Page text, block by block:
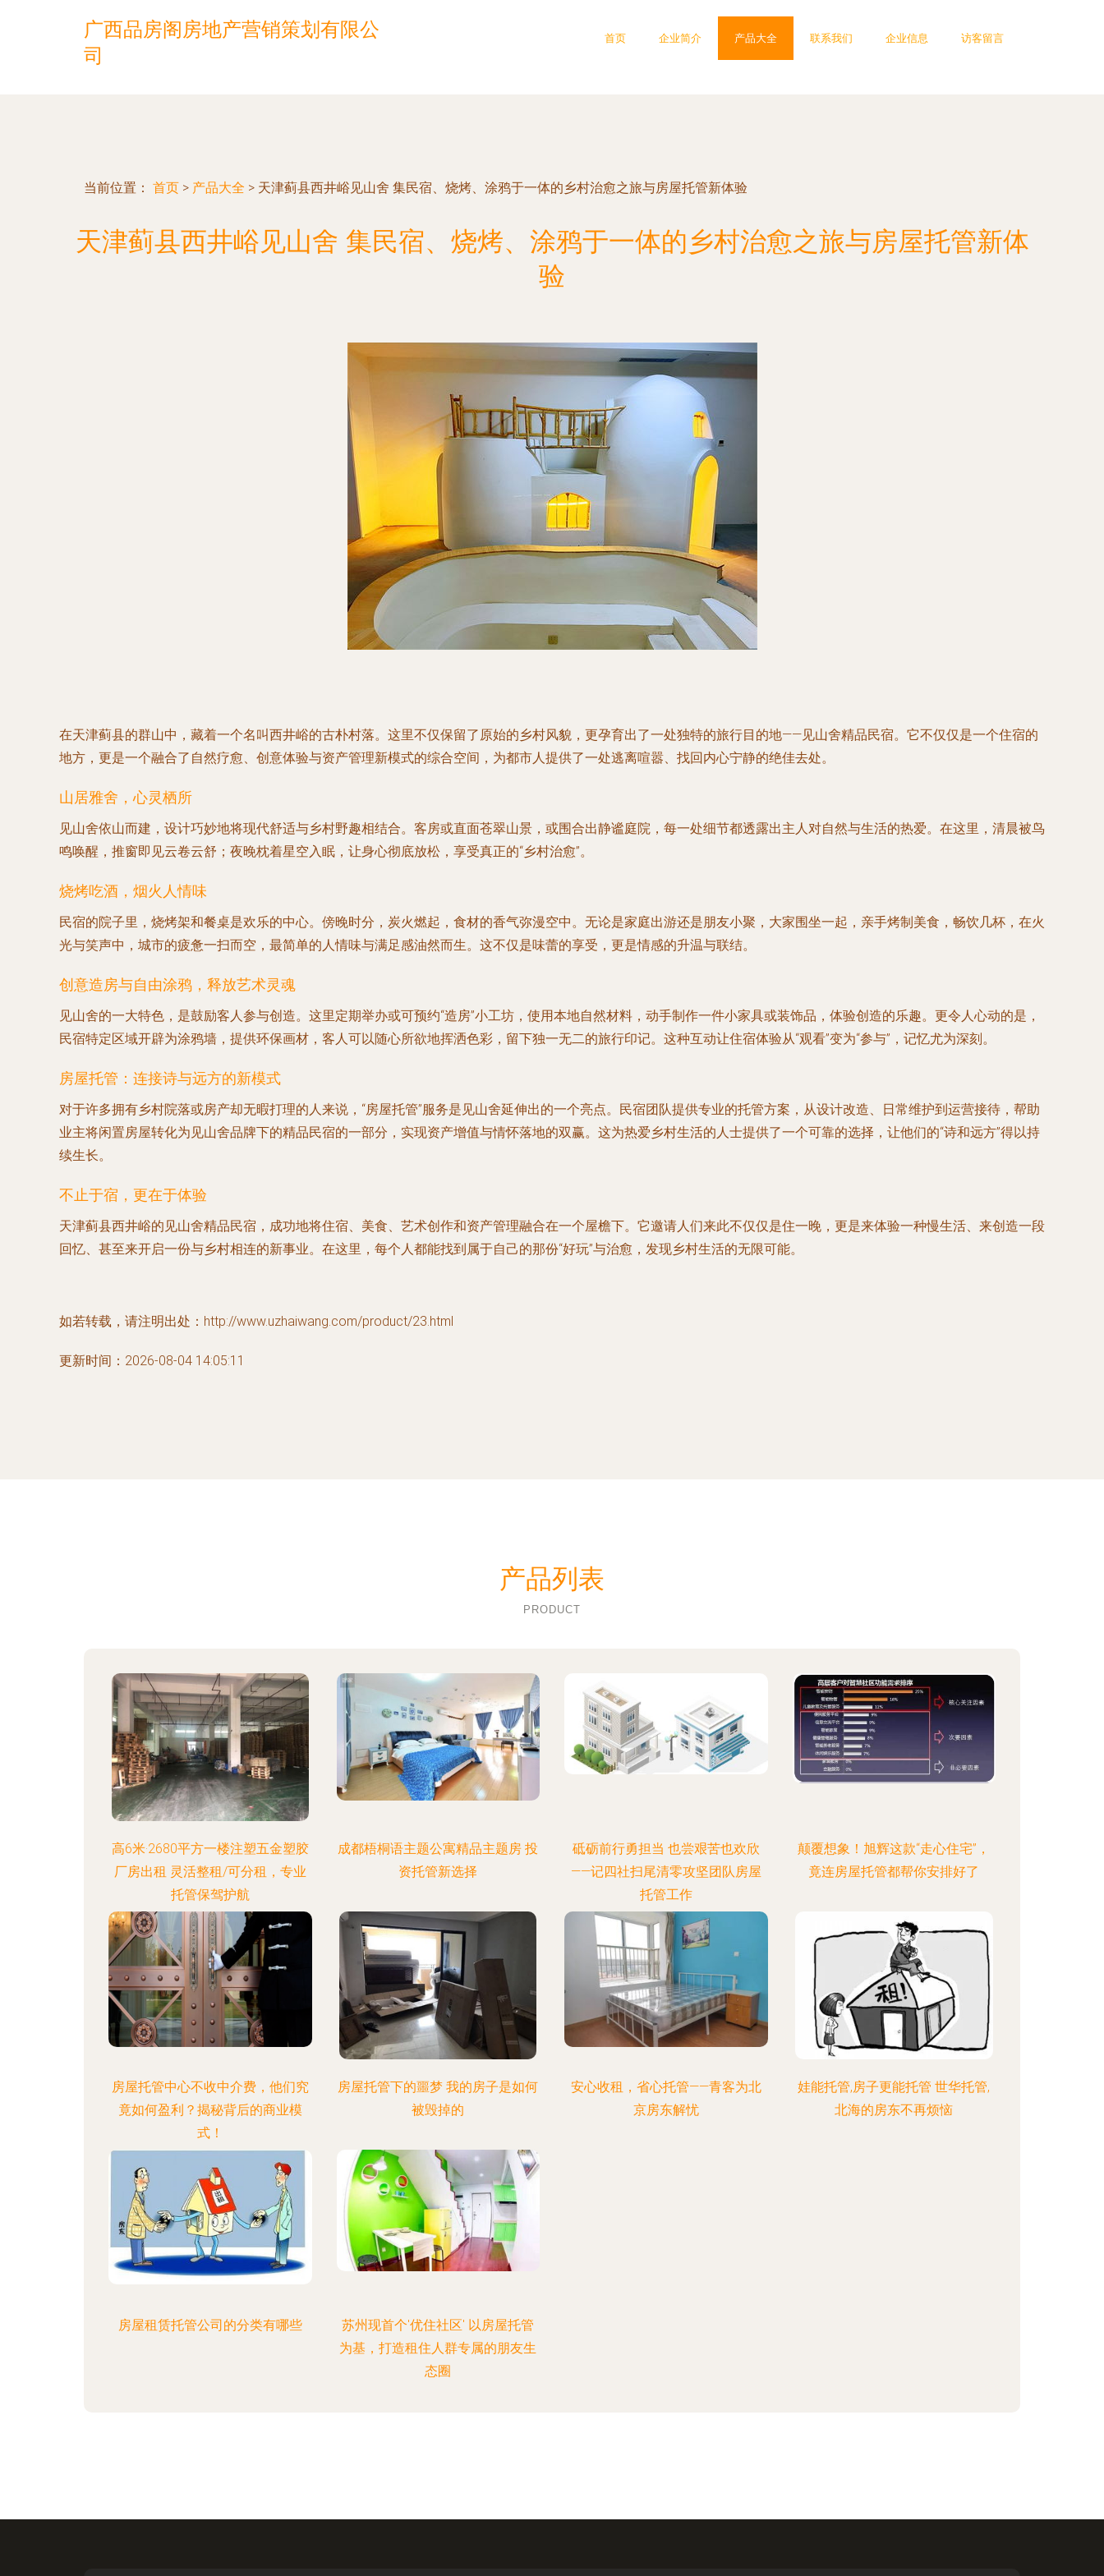
广西品房阁房地产营销策划有限公
司
首页 企业简介 产品大全 联系我们 企业信息 访客留言
当前位置： 首页 > 产品大全 > 天津蓟县西井峪见山舍 集民宿、烧烤、涂鸦于一体的乡村治愈之旅与房屋托管新体验
天津蓟县西井峪见山舍 集民宿、烧烤、涂鸦于一体的乡村治愈之旅与房屋托管新体
验
在天津蓟县的群山中，藏着一个名叫西井峪的古朴村落。这里不仅保留了原始的乡村风貌，更孕育出了一处独特的旅行目的地——见山舍精品民宿。它不仅仅是一个住宿的
地方，更是一个融合了自然疗愈、创意体验与资产管理新模式的综合空间，为都市人提供了一处逃离喧嚣、找回内心宁静的绝佳去处。
山居雅舍，心灵栖所
见山舍依山而建，设计巧妙地将现代舒适与乡村野趣相结合。客房或直面苍翠山景，或围合出静谧庭院，每一处细节都透露出主人对自然与生活的热爱。在这里，清晨被鸟
鸣唤醒，推窗即见云卷云舒；夜晚枕着星空入眠，让身心彻底放松，享受真正的“乡村治愈”。
烧烤吃酒，烟火人情味
民宿的院子里，烧烤架和餐桌是欢乐的中心。傍晚时分，炭火燃起，食材的香气弥漫空中。无论是家庭出游还是朋友小聚，大家围坐一起，亲手烤制美食，畅饮几杯，在火
光与笑声中，城市的疲惫一扫而空，最简单的人情味与满足感油然而生。这不仅是味蕾的享受，更是情感的升温与联结。
创意造房与自由涂鸦，释放艺术灵魂
见山舍的一大特色，是鼓励客人参与创造。这里定期举办或可预约“造房”小工坊，使用本地自然材料，动手制作一件小家具或装饰品，体验创造的乐趣。更令人心动的是，
民宿特定区域开辟为涂鸦墙，提供环保画材，客人可以随心所欲地挥洒色彩，留下独一无二的旅行印记。这种互动让住宿体验从“观看”变为“参与”，记忆尤为深刻。
房屋托管：连接诗与远方的新模式
对于许多拥有乡村院落或房产却无暇打理的人来说，“房屋托管”服务是见山舍延伸出的一个亮点。民宿团队提供专业的托管方案，从设计改造、日常维护到运营接待，帮助
业主将闲置房屋转化为见山舍品牌下的精品民宿的一部分，实现资产增值与情怀落地的双赢。这为热爱乡村生活的人士提供了一个可靠的选择，让他们的“诗和远方”得以持
续生长。
不止于宿，更在于体验
天津蓟县西井峪的见山舍精品民宿，成功地将住宿、美食、艺术创作和资产管理融合在一个屋檐下。它邀请人们来此不仅仅是住一晚，更是来体验一种慢生活、来创造一段
回忆、甚至来开启一份与乡村相连的新事业。在这里，每个人都能找到属于自己的那份“好玩”与治愈，发现乡村生活的无限可能。
如若转载，请注明出处：http://www.uzhaiwang.com/product/23.html
更新时间：2026-08-04 14:05:11
产品列表
PRODUCT
高6米·2680平方一楼注塑五金塑胶
厂房出租 灵活整租/可分租，专业
托管保驾护航
成都梧桐语主题公寓精品主题房 投
资托管新选择
砥砺前行勇担当 也尝艰苦也欢欣
——记四社扫尾清零攻坚团队房屋
托管工作
颠覆想象！旭辉这款“走心住宅”，
竟连房屋托管都帮你安排好了
房屋托管中心不收中介费，他们究
竟如何盈利？揭秘背后的商业模
式！
房屋托管下的噩梦 我的房子是如何
被毁掉的
安心收租，省心托管——青客为北
京房东解忧
娃能托管,房子更能托管 世华托管,
北海的房东不再烦恼
房屋租赁托管公司的分类有哪些
苏州现首个'优住社区' 以房屋托管
为基，打造租住人群专属的朋友生
态圈